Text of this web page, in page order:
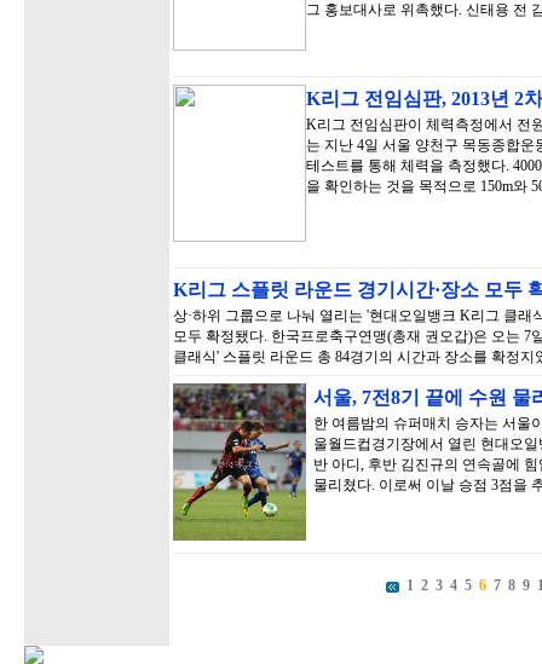
그 홍보대사로 위촉했다. 신태용 전
K리그 전임심판, 2013년 2
K리그 전임심판이 체력측정에서 전
는 지난 4일 서울 양천구 목동종합운
테스트를 통해 체력을 측정했다.
을 확인하는 것을 목적으로 150m와
K리그 스플릿 라운드 경기시간·장소 모두
상·하위 그룹으로 나눠 열리는 '현대오일뱅크 K리그 클
모두 확정됐다. 한국프로축구연맹(총재 권오갑)은 오는 7
클래식' 스플릿 라운드 총 84경기의 시간과 장소를 확정
서울, 7전8기 끝에 수원 물
한 여름밤의 슈퍼매치 승자는 서울
울월드컵경기장에서 열린 현대오
반 아디, 후반 김진규의 연속골에
물리쳤다. 이로써 이날 승점 3점을
1 2 3 4 5 6 7 8 9